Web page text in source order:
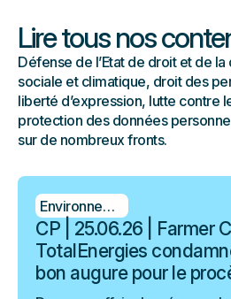
Lire tous nos
Défense de l’Etat de droit et de
sociale et climatique, droit des
liberté d’expression, lutte contre
protection des données
sur de nombreux fronts.
Environnement
CP | 25.06.26 | Farmer
TotalEnergies
bon augure pour le